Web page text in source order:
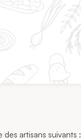
artisans suivants :